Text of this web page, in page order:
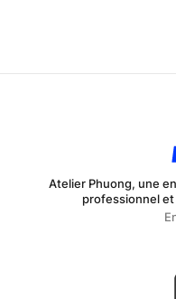
options
page
Atelier Phuong, une
professionnel